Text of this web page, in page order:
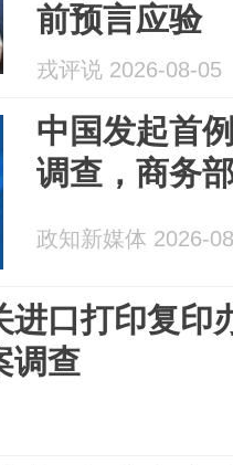
前预言应验
戎评说 2026-08-05
中国发起首
调查，商务
政知新媒体 2026-
进口打印复印
调查